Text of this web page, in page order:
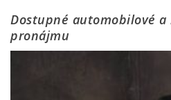
Dostupné automobilové
pronájmu